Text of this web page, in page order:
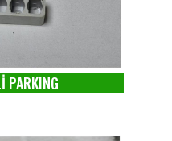
PARKING